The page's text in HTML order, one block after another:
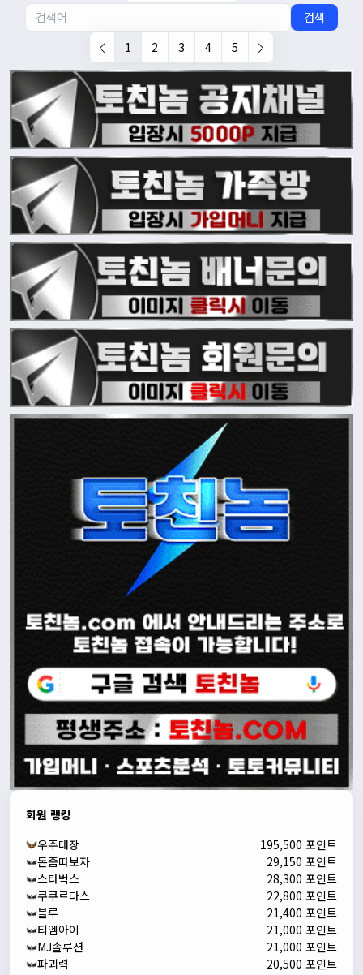
검색
1
2 3 4 5
회원 랭킹
우주대장
195,500 포인트
돈좀따보자
29,150 포인트
스타벅스
28,300 포인트
쿠쿠르다스
22,800 포인트
블루
21,400 포인트
티엠아이
21,000 포인트
MJ솔루션
21,000 포인트
파괴력
20,500 포인트